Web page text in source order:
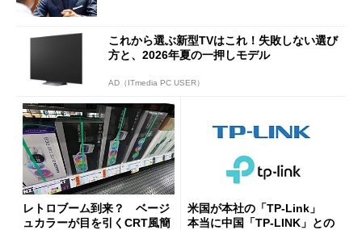
これから選ぶ新型TVはこれ！失敗しない選び
方と、2026年夏の一押しモデル
AD（ITmedia PC USER）
レトロブーム到来？ ベージ
ュカラーが目を引くCRT風簡
米国が本社の「TP-Link」
本当に中国「TP-LINK」との